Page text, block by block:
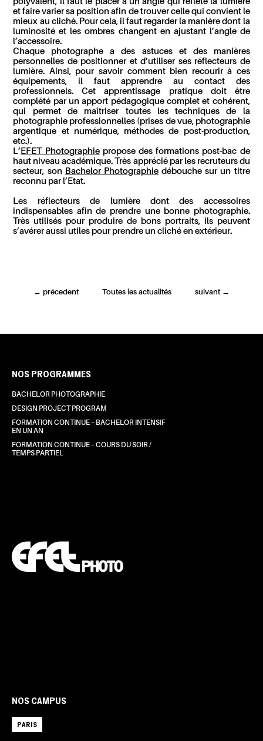
et faire varier sa position afin de trouver celle qui convient le
mieux au cliché. Pour cela, il faut regarder la manière dont la
luminosité et les ombres changent en ajustant l’angle de
l’accessoire.
Chaque photographe a des astuces et des manières
personnelles de positionner et d’utiliser ses réflecteurs de
lumière. Ainsi, pour savoir comment bien recourir à ces
équipements, il faut apprendre au contact des
professionnels. Cet apprentissage pratique doit être
complété par un apport pédagogique complet et cohérent,
qui permet de maîtriser toutes les techniques de la
photographie professionnelles (prises de vue, photographie
argentique et numérique, méthodes de post-production,
etc.).
L’ EFET Photographiepropose des formations post-bac de
haut niveau académique. Très apprécié par les recruteurs du
secteur, son Bachelor Photographiedébouche sur un titre
reconnu par l’Etat.
Les réflecteurs de lumière dont des accessoires
indispensables afin de prendre une bonne photographie.
Très utilisés pour produire de bons portraits, ils peuvent
s’avérer aussi utiles pour prendre un cliché en extérieur.
← précedent Toutes les actualités suivant →
NOS PROGRAMMES
BACHELOR PHOTOGRAPHIE
DESIGN PROJECT PROGRAM
FORMATION CONTINUE – BACHELOR INTENSIF
EN UN AN
FORMATION CONTINUE – COURS DU SOIR /
TEMPS PARTIEL
NOS CAMPUS
PARIS